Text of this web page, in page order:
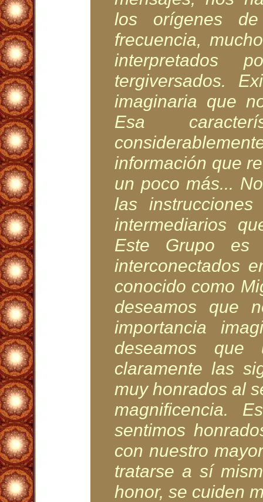
los orígenes
frecuencia,
interpretados
tergiversados.
imaginaria que
Esa
información que
un poco más...
las
intermediarios
Este Grupo es
interconectados
conocido como
deseamos que
importancia
deseamos que
claramente las
muy honrados al
magnificencia.
sentimos
con nuestro
tratarse a sí
honor, se cuiden